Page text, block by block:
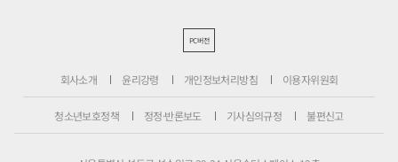
PC버전
회사소개 윤리강령 개인정보처리방침 이용자위원회
청소년보호정책 정정·반론보도 기사심의규정 불편신고